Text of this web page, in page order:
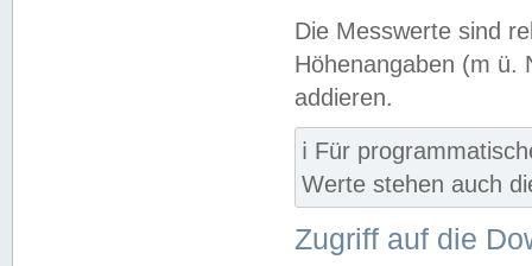
Die Messwerte sind
Höhenangaben (m ü.
addieren.
ℹ️ Für
Werte stehen auch
Zugriff auf die